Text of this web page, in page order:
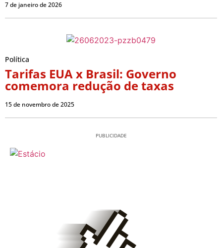
7 de janeiro de 2026
Política
Tarifas EUA x Brasil: Governo
comemora redução de taxas
15 de novembro de 2025
PUBLICIDADE